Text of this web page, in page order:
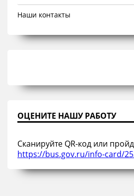
Наши контакты
ОЦЕНИТЕ НАШУ РАБОТУ
Сканируйте QR-код или
https://bus.gov.ru/info-card/